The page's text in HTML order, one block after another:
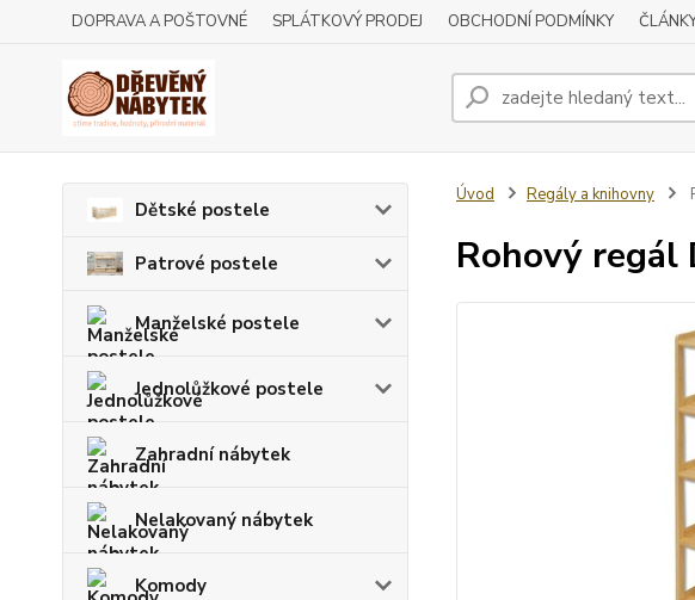
DOPRAVA A POŠTOVNÉ SPLÁTKOVÝ PRODEJ OBCHODNÍ PODMÍNKY
Dětské postele
Patrové postele
Manželské postele
Jednolůžkové postele
Zahradní nábytek
Nelakovaný nábytek
Komody
Úvod Regály a knihovny
Rohový regál